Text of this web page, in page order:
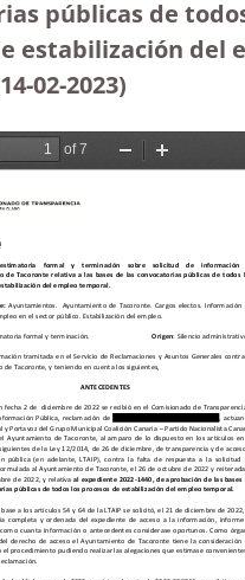
públicas de
estabilización del
02-2023)